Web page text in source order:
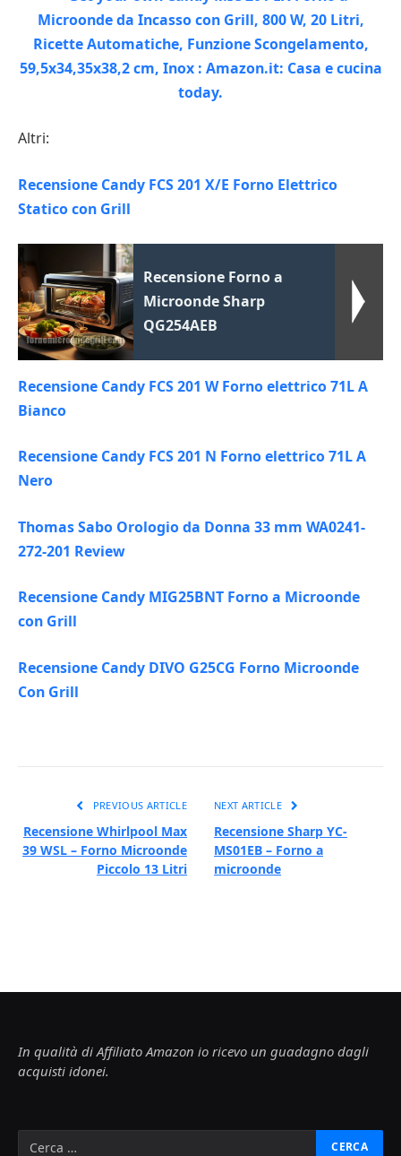
Altri:
Recensione Candy FCS 201 X/E Forno Elettrico
Statico con Grill
Recensione Forno a
Microonde Sharp
QG254AEB
Recensione Candy FCS 201 W Forno elettrico 71L A
Bianco
Recensione Candy FCS 201 N Forno elettrico 71L A
Nero
Thomas Sabo Orologio da Donna 33 mm WA0241-
272-201 Review
Recensione Candy MIG25BNT Forno a Microonde
con Grill
Recensione Candy DIVO G25CG Forno Microonde
Con Grill
PREVIOUS ARTICLE
Recensione Whirlpool Max
39 WSL – Forno Microonde
Piccolo 13 Litri
NEXT ARTICLE
Recensione Sharp YC-
MS01EB – Forno a
microonde
In qualità di Affiliato Amazon io ricevo un guadagno dagli
acquisti idonei.